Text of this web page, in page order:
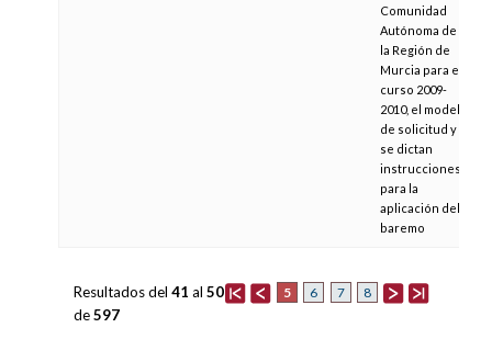
Comunidad
Autónoma de
la Región de
Murcia para el
curso 2009-
2010, el modelo
de solicitud y
se dictan
instrucciones
para la
aplicación del
baremo
5 6 7 8
Resultados del 41 al 50
de597